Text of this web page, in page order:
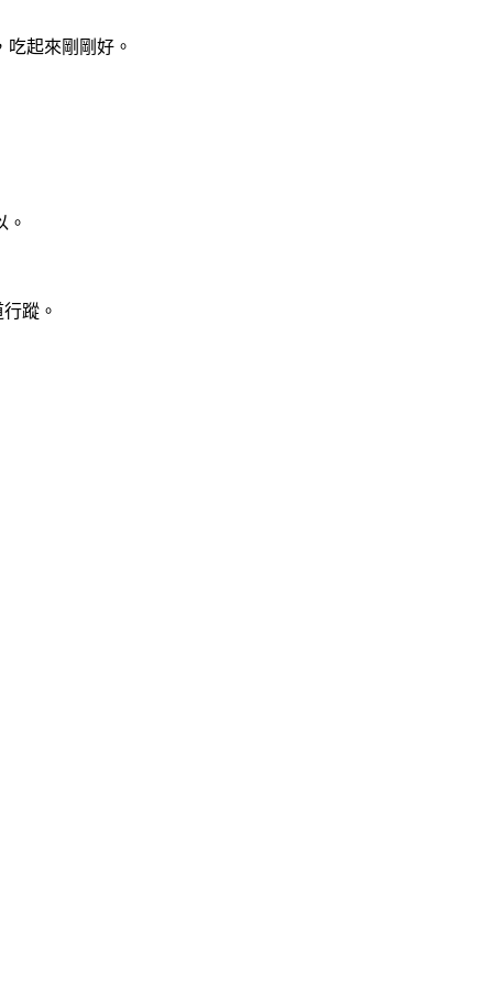
起來剛剛好。
。
蹤。